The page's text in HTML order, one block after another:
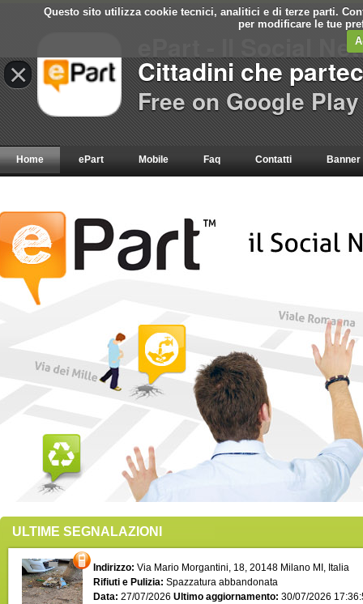
Questo sito utilizza cookie tecnici, analitici e di terze parti.
per modificare le tue
Home ePart Mobile Faq Contatti Banner
ULTIME SEGNALAZIONI
Indirizzo: Via Mario Morgantini, 18, 20148 Milano MI, Italia
Rifiuti e Pulizia: Spazzatura abbandonata
Data: 27/07/2026 Ultimo aggiornamento: 30/07/2026
×
ePart - Il Social
Cittadini che
Free on Google Play